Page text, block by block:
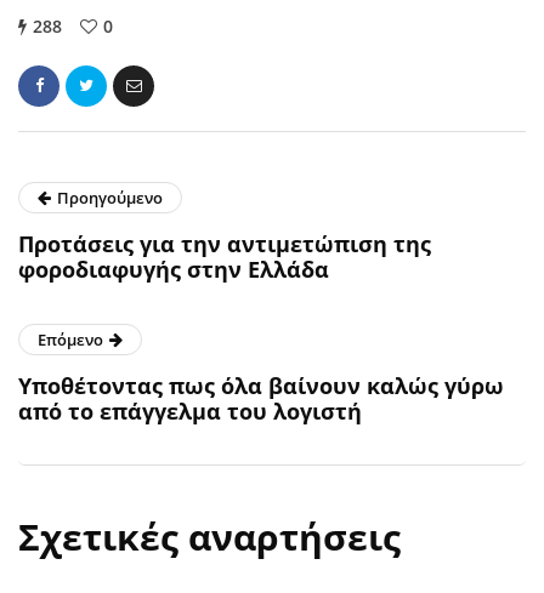
288 0
Προηγούμενο
Προτάσεις για την αντιμετώπιση της
φοροδιαφυγής στην Ελλάδα
Επόμενο
Υποθέτοντας πως όλα βαίνουν καλώς γύρω
από το επάγγελμα του λογιστή
Σχετικές αναρτήσεις